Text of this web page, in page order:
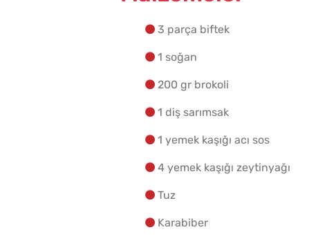
3 parça biftek
1 soğan
200 gr brokoli
1 diş sarımsak
1 yemek kaşığı acı sos
4 yemek kaşığı zeytinyağı
Tuz
Karabiber